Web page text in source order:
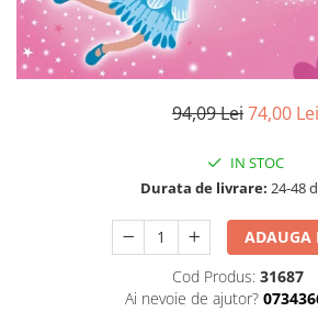
94,09 Lei74,00 Lei
IN STOC
Durata de livrare: 24-48
ADAUGA
Cod Produs: 31687
Ai nevoie de ajutor?